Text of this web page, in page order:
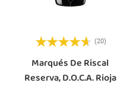
(20)
Marqués De Riscal
Reserva, D.O.C.a. Rioja